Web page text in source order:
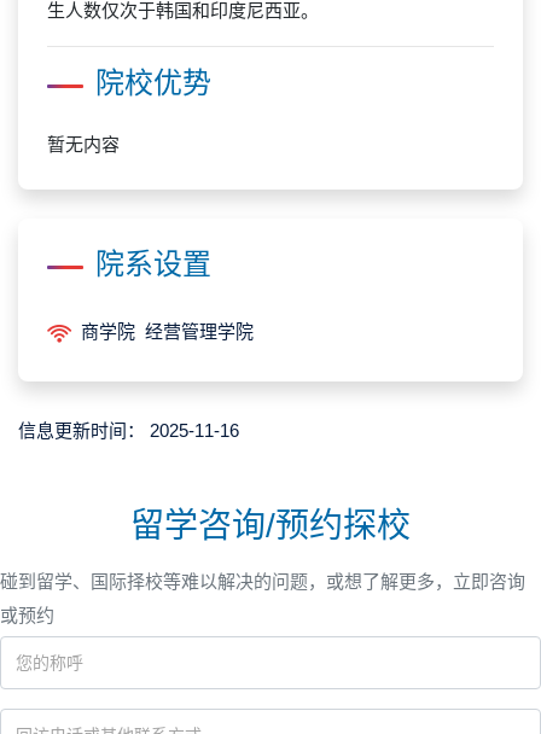
生人数仅次于韩国和印度尼西亚。
院校优势
暂无内容
院系设置
商学院 经营管理学院
信息更新时间： 2025-11-16
留学咨询/预约探校
碰到留学、国际择校等难以解决的问题，或想了解更多，立即咨询
或预约